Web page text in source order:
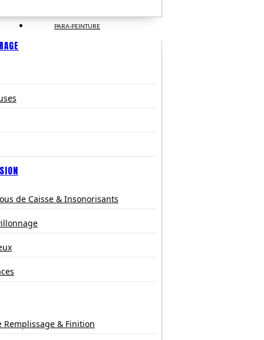
PARA-PEINTURE
de Caisse & Insonorisants
Remplissage & Finition